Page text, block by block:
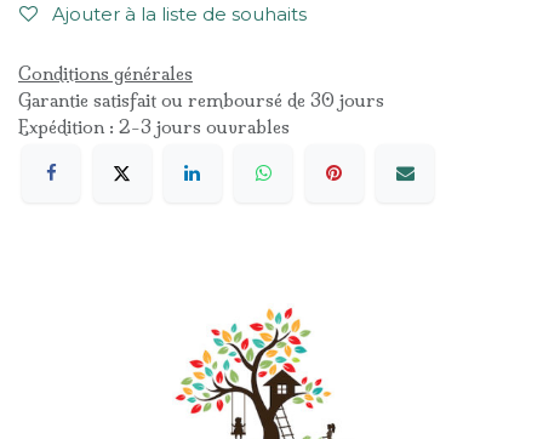
Ajouter à la liste de souhaits
Conditions générales
Garantie satisfait ou remboursé de 30 jours
Expédition : 2-3 jours ouvrables